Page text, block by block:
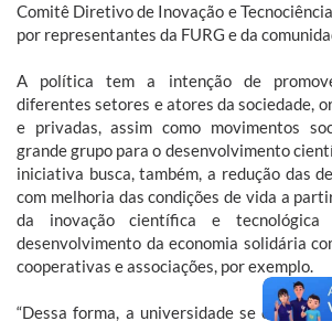
Comitê Diretivo de Inovação e
por representantes da FURG e da
A política tem a intenção de
diferentes setores e atores da sociedade,
e privadas, assim como movimentos
grande grupo para o desenvolvimento
iniciativa busca, também, a redução das
com melhoria das condições de vida a
da inovação científica e
desenvolvimento da economia solidária
cooperativas e associações, por exemplo.
“Dessa forma, a universidade se coloca